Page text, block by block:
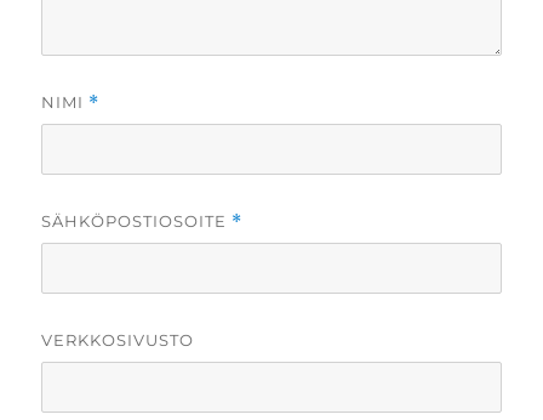
NIMI *
SÄHKÖPOSTIOSOITE *
VERKKOSIVUSTO